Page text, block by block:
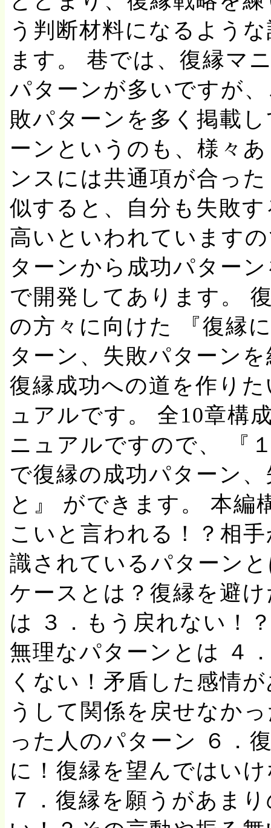
う判断材料になるよう
ます。 巷では、復縁マ
パターンが多いですが
敗パターンを多く掲載
ーンというのも、様々
ンスには共通項が合っ
似すると、自分も失敗
高いといわれています
ターンから成功パター
で開発してあります。
の方々に向けた 『復縁
ターン、失敗パターン
復縁成功への道を作り
ュアルです。 全10章構
ニュアルですので、 『
で復縁の成功パターン
と』 ができます。 本編
こいと言われる！？相
識されているパターン
ケースとは？復縁を避
は ３．もう戻れない！
無理なパターンとは ４
くない！矛盾した感情
うして関係を戻せなか
った人のパターン ６．
に！復縁を望んではい
７．復縁を願うがあま